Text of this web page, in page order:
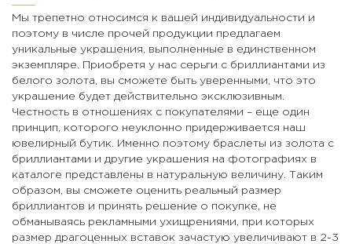
Мы трепетно относимся к вашей индивидуальности и
поэтому в числе прочей продукции предлагаем
уникальные украшения, выполненные в единственном
экземпляре. Приобретя у нас серьги с бриллиантами из
белого золота, вы сможете быть уверенными, что это
украшение будет действительно эксклюзивным.
Честность в отношениях с покупателями – еще один
принцип, которого неуклонно придерживается наш
ювелирный бутик. Именно поэтому браслеты из золота с
бриллиантами и другие украшения на фотографиях в
каталоге представлены в натуральную величину. Таким
образом, вы сможете оценить реальный размер
бриллиантов и принять решение о покупке, не
обманываясь рекламными ухищрениями, при которых
размер драгоценных вставок зачастую увеличивают в 2-3